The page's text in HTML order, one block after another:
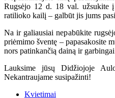
Rugsėjo 12 d. 18 val. užsukite
ratilioko kailį – galbūt jis jums
Na ir galiausiai nepabūkite
priėmimo šventę – papasakosite
nors patinkančią dainą ir
Lauksime jūsų Didžiojoje
Nekantraujame susipažinti!
Kvietimai